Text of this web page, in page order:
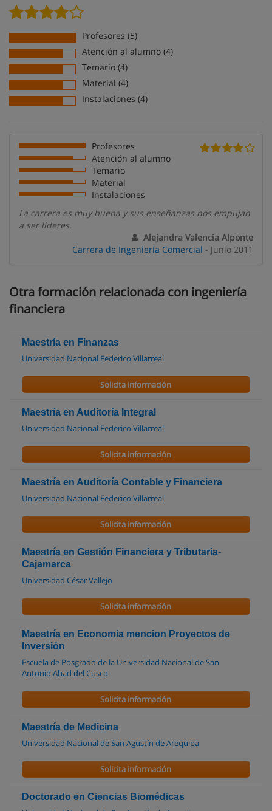
Profesores (5)
Atención al alumno (4)
Temario (4)
Material (4)
Instalaciones (4)
Profesores
Atención al alumno
Temario
Material
Instalaciones
La carrera es muy buena y sus enseñanzas nos empujan
a ser líderes.
Alejandra Valencia Alponte
Carrera de Ingeniería Comercial - Junio 2011
Otra formación relacionada con ingeniería
financiera
Maestría en Finanzas
Universidad Nacional Federico Villarreal
Solicita información
Maestría en Auditoría Integral
Universidad Nacional Federico Villarreal
Solicita información
Maestría en Auditoría Contable y Financiera
Universidad Nacional Federico Villarreal
Solicita información
Maestría en Gestión Financiera y Tributaria-
Cajamarca
Universidad César Vallejo
Solicita información
Maestría en Economia mencion Proyectos de
Inversión
Escuela de Posgrado de la Universidad Nacional de San
Antonio Abad del Cusco
Solicita información
Maestría de Medicina
Universidad Nacional de San Agustín de Arequipa
Solicita información
Doctorado en Ciencias Biomédicas